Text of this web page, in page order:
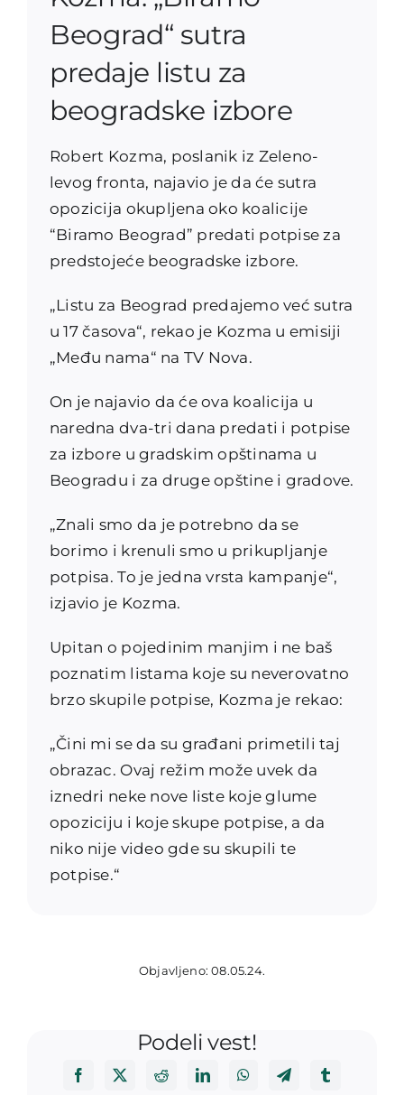
Beograd“ sutra
predaje listu za
beogradske izbore
Robert Kozma, poslanik iz Zeleno-
levog fronta, najavio je da će sutra
opozicija okupljena oko koalicije
“Biramo Beograd” predati potpise za
predstojeće beogradske izbore.
„Listu za Beograd predajemo već sutra
u 17 časova“, rekao je Kozma u emisiji
„Među nama“ na TV Nova.
On je najavio da će ova koalicija u
naredna dva-tri dana predati i potpise
za izbore u gradskim opštinama u
Beogradu i za druge opštine i gradove.
„Znali smo da je potrebno da se
borimo i krenuli smo u prikupljanje
potpisa. To je jedna vrsta kampanje“,
izjavio je Kozma.
Upitan o pojedinim manjim i ne baš
poznatim listama koje su neverovatno
brzo skupile potpise, Kozma je rekao:
„Čini mi se da su građani primetili taj
obrazac. Ovaj režim može uvek da
iznedri neke nove liste koje glume
opoziciju i koje skupe potpise, a da
niko nije video gde su skupili te
potpise.“
Objavljeno: 08.05.24.
Podeli vest!